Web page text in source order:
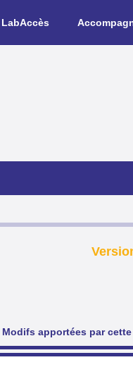
Modifs apportées par